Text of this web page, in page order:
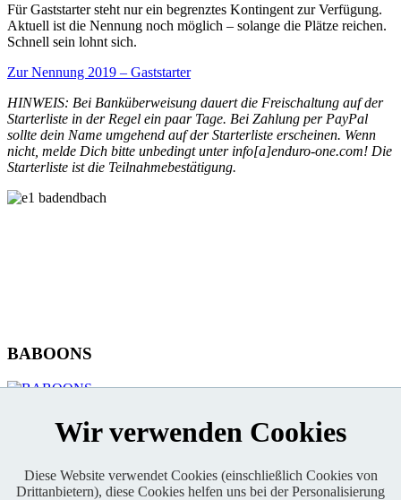
Für Gaststarter steht nur ein begrenztes Kontingent zur Verfügung.
Aktuell ist die Nennung noch möglich – solange die Plätze reichen.
Schnell sein lohnt sich.
Zur Nennung 2019 – Gaststarter
HINWEIS: Bei Banküberweisung dauert die Freischaltung auf der
Starterliste in der Regel ein paar Tage. Bei Zahlung per PayPal
sollte dein Name umgehend auf der Starterliste erscheinen. Wenn
nicht, melde Dich bitte unbedingt unter info[a]enduro-one.com! Die
Starterliste ist die Teilnahmebestätigung.
BABOONS
KONTAKTWir verwenden Cookies
Diese Website verwendet Cookies (einschließlich Cookies von
Drittanbietern), diese Cookies helfen uns bei der Personalisierung